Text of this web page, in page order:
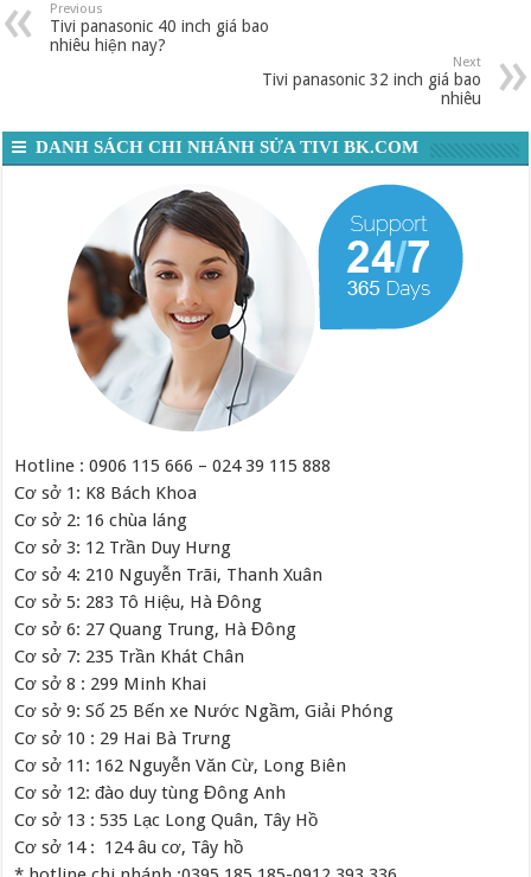
Previous
Tivi panasonic 40 inch giá bao
nhiêu hiện nay?
Next
Tivi panasonic 32 inch giá bao
nhiêu
DANH SÁCH CHI NHÁNH SỬA TIVI BK.COM
Hotline : 0906 115 666 – 024 39 115 888
Cơ sở 1: K8 Bách Khoa
Cơ sở 2: 16 chùa láng
Cơ sở 3: 12 Trần Duy Hưng
Cơ sở 4: 210 Nguyễn Trãi, Thanh Xuân
Cơ sở 5: 283 Tô Hiệu, Hà Đông
Cơ sở 6: 27 Quang Trung, Hà Đông
Cơ sở 7: 235 Trần Khát Chân
Cơ sở 8 : 299 Minh Khai
Cơ sở 9: Số 25 Bến xe Nước Ngầm, Giải Phóng
Cơ sở 10 : 29 Hai Bà Trưng
Cơ sở 11: 162 Nguyễn Văn Cừ, Long Biên
Cơ sở 12: đào duy tùng Đông Anh
Cơ sở 13 : 535 Lạc Long Quân, Tây Hồ
Cơ sở 14 : 124 âu cơ, Tây hồ